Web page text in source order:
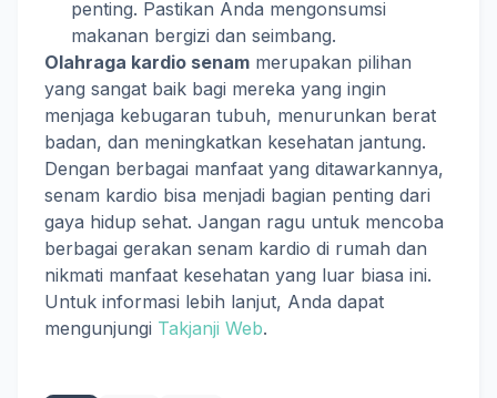
penting. Pastikan Anda mengonsumsi
makanan bergizi dan seimbang.
Olahraga kardio senam merupakan pilihan
yang sangat baik bagi mereka yang ingin
menjaga kebugaran tubuh, menurunkan berat
badan, dan meningkatkan kesehatan jantung.
Dengan berbagai manfaat yang ditawarkannya,
senam kardio bisa menjadi bagian penting dari
gaya hidup sehat. Jangan ragu untuk mencoba
berbagai gerakan senam kardio di rumah dan
nikmati manfaat kesehatan yang luar biasa ini.
Untuk informasi lebih lanjut, Anda dapat
mengunjungi Takjanji Web.